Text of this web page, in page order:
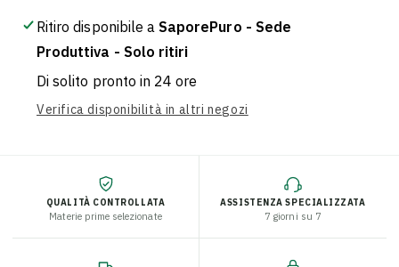
Ritiro disponibile aSaporePuro - Sede
Produttiva - Solo ritiri
Di solito pronto in 24 ore
Verifica disponibilità in altri negozi
QUALITÀ CONTROLLATA
Materie prime selezionate
ASSISTENZA SPECIALIZZATA
7 giorni su 7